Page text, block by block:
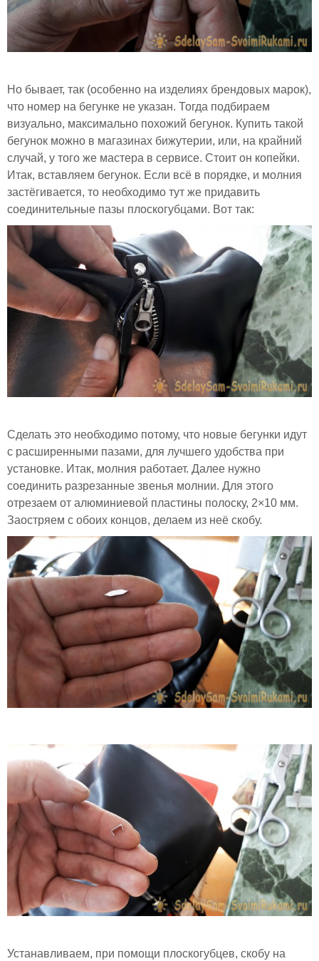
Но бывает, так (особенно на изделиях брендовых марок),
что номер на бегунке не указан. Тогда подбираем
визуально, максимально похожий бегунок. Купить такой
бегунок можно в магазинах бижутерии, или, на крайний
случай, у того же мастера в сервисе. Стоит он копейки.
Итак, вставляем бегунок. Если всё в порядке, и молния
застёгивается, то необходимо тут же придавить
соединительные пазы плоскогубцами. Вот так:
Сделать это необходимо потому, что новые бегунки идут
с расширенными пазами, для лучшего удобства при
установке. Итак, молния работает. Далее нужно
соединить разрезанные звенья молнии. Для этого
отрезаем от алюминиевой пластины полоску, 2×10 мм.
Заостряем с обоих концов, делаем из неё скобу.
Устанавливаем, при помощи плоскогубцев, скобу на